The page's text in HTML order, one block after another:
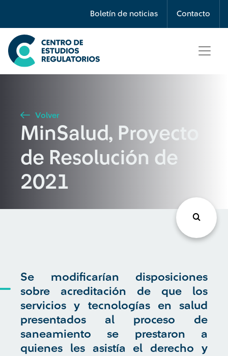
Boletín de noticias Contacto
Búsqueda
Seleccione país
Buscar
Volver
MinSalud, Proyecto
de Resolución de
2021
Se modificarían disposiciones
sobre acreditación de que los
servicios y tecnologías en salud
presentados al proceso de
saneamiento se prestaron a
quienes les asistía el derecho y